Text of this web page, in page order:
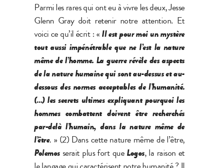
Parmi les rares qui ont eu à vivre les deux, Jesse
Glenn Gray doit retenir notre attention. Et
voici ce qu’il écrit : «Il est pour moi un mystère
tout aussi impénétrable que ne l’est la nature
même de l’homme. La guerre révèle des aspects
de la nature humaine qui sont au-dessus et au-
dessous des normes acceptables de l’humanité.
(…) les secrets ultimes expliquant pourquoi les
hommes combattent doivent être recherchés
par-delà l’humain, dans la nature même de
l’être. » (2) Dans cette nature même de l’être,
Polemosserait plus fort queLogos, la raison et